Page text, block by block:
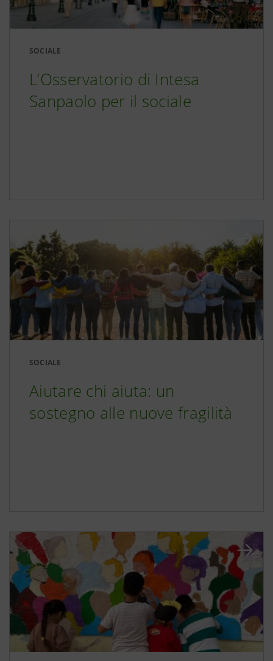
SOCIALE
L’Osservatorio di Intesa
Sanpaolo per il sociale
SOCIALE
Aiutare chi aiuta: un
sostegno alle nuove fragilità